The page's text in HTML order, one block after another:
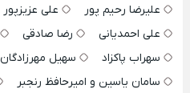
علیرضا رحیم پور
علی عزیزپور
علی احمدیانی
رضا صادقی
سهراب پاکزاد
سهیل مهرزادگان
سامان یاسین و امیرحافظ رنجبر